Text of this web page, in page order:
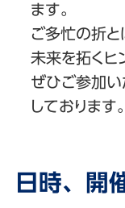
ます。
ご多忙の折
未来を拓くヒ
ぜひご参加い
しております。
日時、開